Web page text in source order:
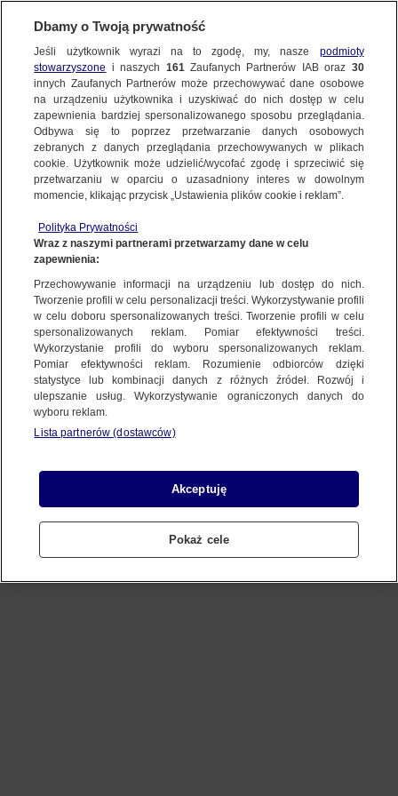
Oops!
Something went wrong. Please try
refreshing the app
Dbamy o Twoją prywatność
Jeśli użytkownik wyrazi na to zgodę, my, nasze podmioty
stowarzyszone i naszych 161Zaufanych Partnerów IAB oraz 30
innych Zaufanych Partnerów może przechowywać dane osobowe
na urządzeniu użytkownika i uzyskiwać do nich dostęp w celu
zapewnienia bardziej spersonalizowanego sposobu przeglądania.
Odbywa się to poprzez przetwarzanie danych osobowych
zebranych z danych przeglądania przechowywanych w plikach
cookie. Użytkownik może udzielić/wycofać zgodę i sprzeciwić się
przetwarzaniu w oparciu o uzasadniony interes w dowolnym
momencie, klikając przycisk „Ustawienia plików cookie i reklam”.
Polityka Prywatności
Wraz z naszymi partnerami przetwarzamy dane w celu
zapewnienia:
Przechowywanie informacji na urządzeniu lub dostęp do nich.
Tworzenie profili w celu personalizacji treści. Wykorzystywanie profili
w celu doboru spersonalizowanych treści. Tworzenie profili w celu
spersonalizowanych reklam. Pomiar efektywności treści.
Wykorzystanie profili do wyboru spersonalizowanych reklam.
Pomiar efektywności reklam. Rozumienie odbiorców dzięki
statystyce lub kombinacji danych z różnych źródeł. Rozwój i
ulepszanie usług. Wykorzystywanie ograniczonych danych do
wyboru reklam.
Lista partnerów (dostawców)
Akceptuję
Pokaż cele